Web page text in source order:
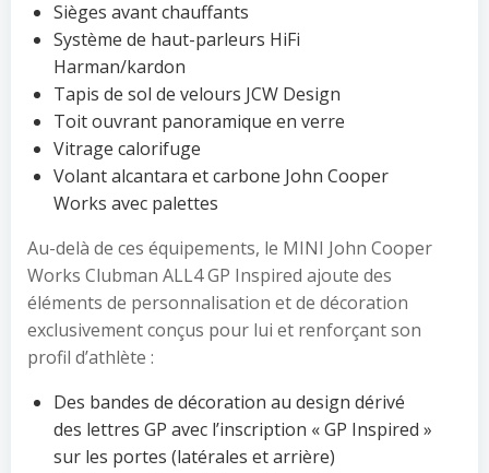
Sièges avant chauffants
Système de haut-parleurs HiFi
Harman/kardon
Tapis de sol de velours JCW Design
Toit ouvrant panoramique en verre
Vitrage calorifuge
Volant alcantara et carbone John Cooper
Works avec palettes
Au-delà de ces équipements, le MINI John Cooper
Works Clubman ALL4 GP Inspired ajoute des
éléments de personnalisation et de décoration
exclusivement conçus pour lui et renforçant son
profil d’athlète :
Des bandes de décoration au design dérivé
des lettres GP avec l’inscription « GP Inspired »
sur les portes (latérales et arrière)